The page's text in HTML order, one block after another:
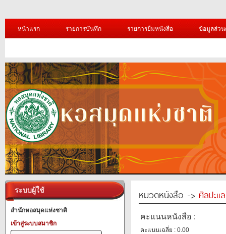
หน้าแรก รายการบันทึก รายการยืมหนังสือ ข้อมูลส่ว
ระบบผู้ใช้
สำนักหอสมุดแห่งชาติ
เข้าสู่ระบบสมาชิก
หมวดหนังสือ -> ศิลปะแ
คะแนนหนังสือ :
คะแนนเฉลี่ย : 0.00